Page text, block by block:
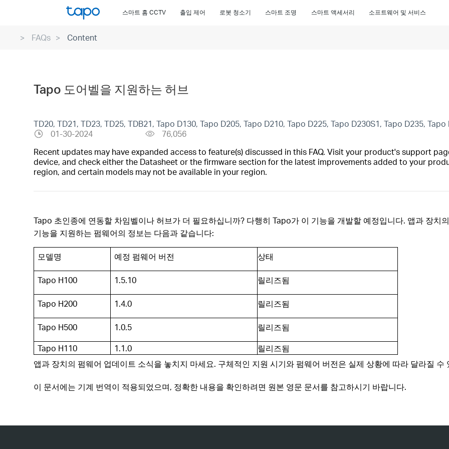
스마트 홈 CCTV 출입 제어 로봇 청소기 스마트 조명 스마트 액세서리 소프트웨어 및 서비스
FAQs Content
Tapo 도어벨을 지원하는 허브
TD20, TD21, TD23, TD25, TDB21, Tapo D130, Tapo D205, Tapo D210, Tapo D225, Tapo D230S1, Tapo D235,
01-30-2024
76,056
Recent updates may have expanded access to feature(s) discussed in this FAQ. Visit your product's support
device, and check either the Datasheet or the firmware section for the latest improvements added to your
region, and certain models may not be available in your region.
Tapo 초인종에 연동할 차임벨이나 허브가 더 필요하십니까? 다행히 Tapo가 이 기능을 개발할 예정입니다. 앱과 장치
기능을 지원하는 펌웨어의 정보는 다음과 같습니다:
모델명 예정 펌웨어 버전 상태
Tapo H100 1.5.10 릴리즈됨
Tapo H200 1.4.0 릴리즈됨
Tapo H500 1.0.5
릴리즈됨
Tapo H110
1.1.0
릴리즈됨
앱과 장치의 펌웨어 업데이트 소식을 놓치지 마세요. 구체적인 지원 시기와 펌웨어 버전은 실제 상황에 따라 달라질 수
이 문서에는 기계 번역이 적용되었으며, 정확한 내용을 확인하려면 원본 영문 문서를 참고하시기 바랍니다.